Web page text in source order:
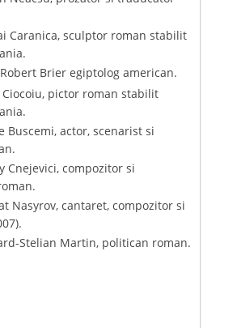
Caranica, sculptor roman stabilit
Brier egiptolog american.
Ciocoiu, pictor roman stabilit
Buscemi, actor, scenarist si
Cnejevici, compozitor si
Nasyrov, cantaret, compozitor si
Stelian Martin, politican roman.